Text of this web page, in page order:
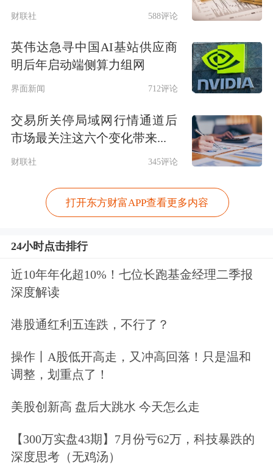
言》精神，持续推动汽车业务整合，回
归一个吉利，整合技术优势，提高创新
能力、盈利能力，持续创造长期价值，
打造全球领先的智能电动汽车集团。李
书福同时强调，公司仍将保持与美国和
国际资本市场的密切沟通与合作。
是落实‘台州宣言’，进一步聚焦主业、
管告诉记者。
一年前的5月10日，极氪在美国纽交所
高较发行价涨近40%，最终收盘价报收
28.26美元/股。极氪年报显示，2024年
极氪汽车总营收759.1亿元，同比增长
47%，其中汽车销售收入553.2亿元，同
比增长63%。全年净亏损57.9亿元，同
比减亏30%。扣除基于股票的薪酬费用
财联社 588评论
英伟达急寻中国AI基站供应商
明后年启动端侧算力组网
界面新闻 712评论
交易所关停局域网行情通道后
市场最关注这六个变化带来...
财联社 345评论
打开东方财富APP查看更多内容
24小时点击排行
近10年年化超10%！七位长跑基金经理二季报
深度解读
港股通红利五连跌，不行了？
操作丨A股低开高走，又冲高回落！只是温和
调整，划重点了！
美股创新高 盘后大跳水 今天怎么走
【300万实盘43期】7月份亏62万，科技暴跌的
深度思考（无鸡汤）